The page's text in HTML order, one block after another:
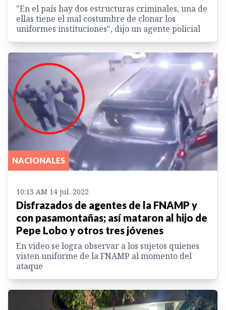
"En el país hay dos estructuras criminales, una de
ellas tiene el mal costumbre de clonar los
uniformes instituciones", dijo un agente policial
NACIONALES
10:13 AM 14 jul. 2022
Disfrazados de agentes de la FNAMP y
con pasamontañas; así mataron al hijo de
Pepe Lobo y otros tres jóvenes
En video se logra observar a los sujetos quienes
visten uniforme de la FNAMP al momento del
ataque